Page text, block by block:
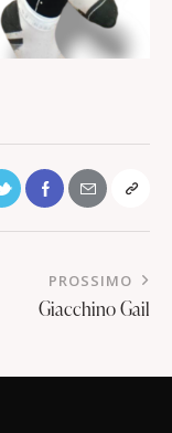
PROSSIMO
Giacchino Gail